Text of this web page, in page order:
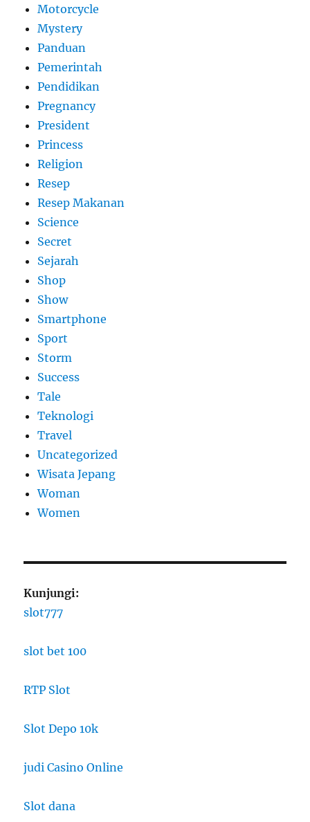
Motorcycle
Mystery
Panduan
Pemerintah
Pendidikan
Pregnancy
President
Princess
Religion
Resep
Resep Makanan
Science
Secret
Sejarah
Shop
Show
Smartphone
Sport
Storm
Success
Tale
Teknologi
Travel
Uncategorized
Wisata Jepang
Woman
Women
Kunjungi:
slot777
slot bet 100
RTP Slot
Slot Depo 10k
judi Casino Online
Slot dana